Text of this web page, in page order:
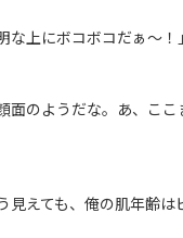
な上にボコボコだぁ～！」
面のようだな。あ、こ
見えても、俺の肌年齢は